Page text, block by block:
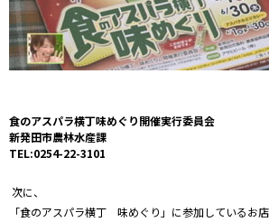
食のアスパラ横丁味めぐり開催実行委員会
新発田市農林水産課
TEL:0254-22-3101
次に、
「食のアスパラ横丁 味めぐり」に参加しているお店